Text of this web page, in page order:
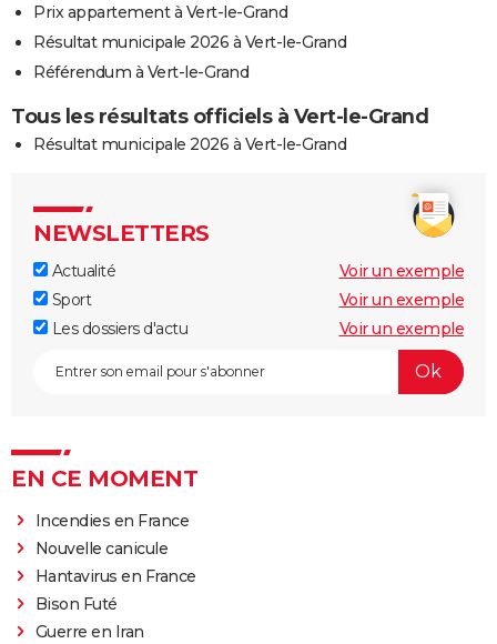
Prix appartement à Vert-le-Grand
Résultat municipale 2026 à Vert-le-Grand
Référendum à Vert-le-Grand
Tous les résultats officiels à Vert-le-Grand
Résultat municipale 2026 à Vert-le-Grand
NEWSLETTERS
Actualité
Voir un exemple
Sport
Voir un exemple
Les dossiers d'actu
Voir un exemple
EN CE MOMENT
Incendies en France
Nouvelle canicule
Hantavirus en France
Bison Futé
Guerre en Iran